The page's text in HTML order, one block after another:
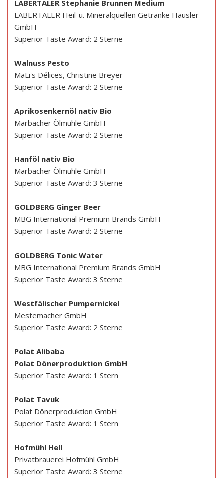
LABERTALER Stephanie Brunnen Medium
LABERTALER Heil-u. Mineralquellen Getränke Hausler
GmbH
Superior Taste Award: 2 Sterne
Walnuss Pesto
MaLi's Délices, Christine Breyer
Superior Taste Award: 2 Sterne
Aprikosenkernöl nativ Bio
Marbacher Ölmühle GmbH
Superior Taste Award: 2 Sterne
Hanföl nativ Bio
Marbacher Ölmühle GmbH
Superior Taste Award: 3 Sterne
GOLDBERG Ginger Beer
MBG International Premium Brands GmbH
Superior Taste Award: 2 Sterne
GOLDBERG Tonic Water
MBG International Premium Brands GmbH
Superior Taste Award: 3 Sterne
Westfälischer Pumpernickel
Mestemacher GmbH
Superior Taste Award: 2 Sterne
Polat Alibaba
Polat Dönerproduktion GmbH
Superior Taste Award: 1 Stern
Polat Tavuk
Polat Dönerproduktion GmbH
Superior Taste Award: 1 Stern
Hofmühl Hell
Privatbrauerei Hofmühl GmbH
Superior Taste Award: 3 Sterne